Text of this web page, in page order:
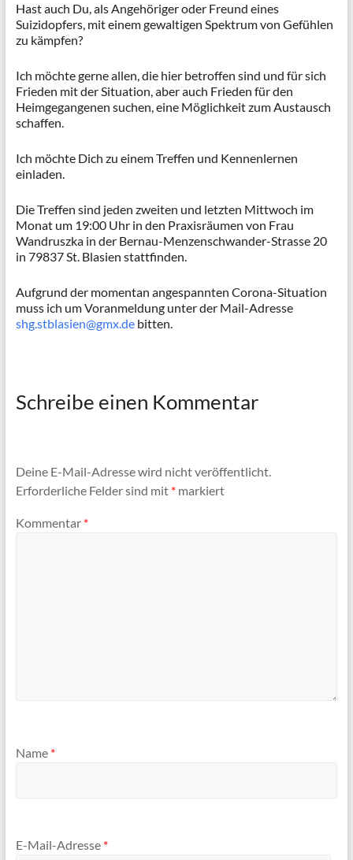
Hast auch Du, als Angehöriger oder Freund eines
Suizidopfers, mit einem gewaltigen Spektrum von Gefühlen
zu kämpfen?
Ich möchte gerne allen, die hier betroffen sind und für sich
Frieden mit der Situation, aber auch Frieden für den
Heimgegangenen suchen, eine Möglichkeit zum Austausch
schaffen.
Ich möchte Dich zu einem Treffen und Kennenlernen
einladen.
Die Treffen sind jeden zweiten und letzten Mittwoch im
Monat um 19:00 Uhr in den Praxisräumen von Frau
Wandruszka in der Bernau-Menzenschwander-Strasse 20
in 79837 St. Blasien stattfinden.
Aufgrund der momentan angespannten Corona-Situation
muss ich um Voranmeldung unter der Mail-Adresse
shg.stblasien@gmx.debitten.
Schreibe einen Kommentar
Deine E-Mail-Adresse wird nicht veröffentlicht.
Erforderliche Felder sind mit *markiert
Kommentar *
Name *
E-Mail-Adresse *